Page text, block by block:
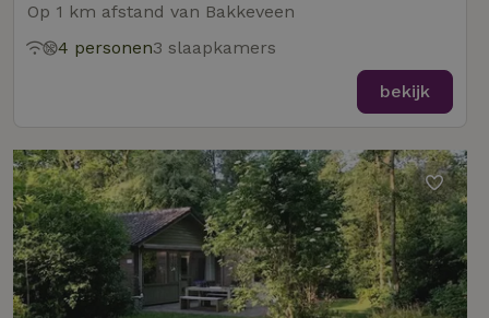
Op 1 km afstand van Bakkeveen
4 personen3 slaapkamers
bekijk